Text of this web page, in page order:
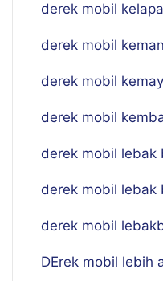
derek mobil
derek mobil
derek mobil
derek mobil
derek mobil lebak
derek mobil lebak
derek mobil
DErek mobil lebih